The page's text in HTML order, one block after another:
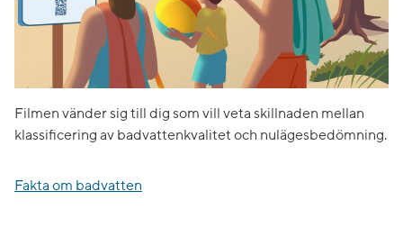
Filmen vänder sig till dig som vill veta skillnaden mellan
klassificering av badvattenkvalitet och nulägesbedömning.
Fakta om badvatten